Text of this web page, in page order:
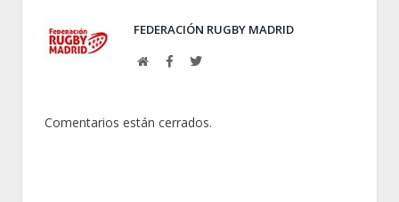
FEDERACIÓN RUGBY MADRID
WebFacebookTwitter
Comentarios están cerrados.